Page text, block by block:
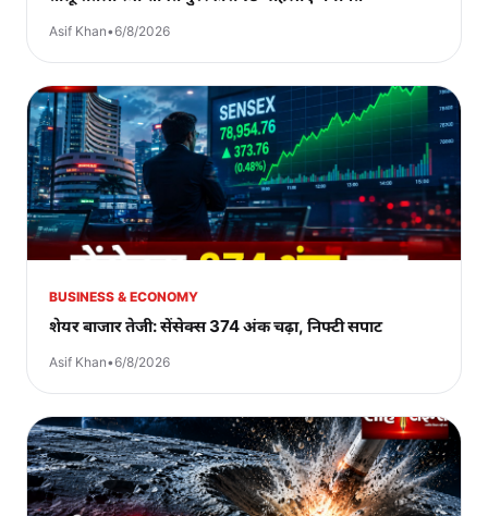
Asif Khan•6/8/2026
BUSINESS & ECONOMY
शेयर बाजार तेजी: सेंसेक्स 374 अंक चढ़ा, निफ्टी सपाट
Asif Khan•6/8/2026